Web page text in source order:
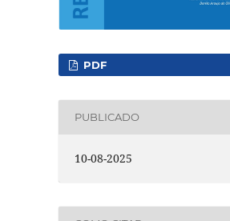
PDF
PUBLICADO
10-08-2025